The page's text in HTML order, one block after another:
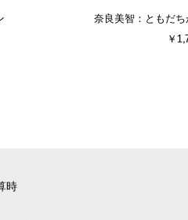
奈良美智：ともだ
￥
時